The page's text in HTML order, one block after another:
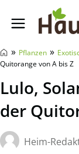
» Pflanzen »
Quitorange von A bis Z
Lulo,
der
Heim-